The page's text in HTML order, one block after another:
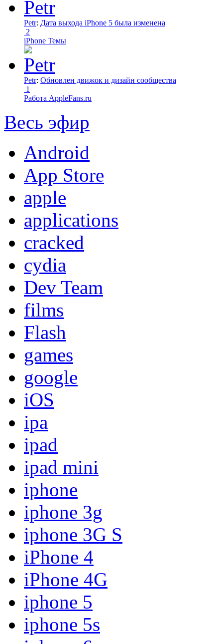
Petr: Дата выхода iPhone 5 была изменена
2
iPhone Темы
Petr: Обновлен движок и дизайн сообщества
1
Работа AppleFans.ru
Весь эфир
Android
App Store
apple
applications
cracked
cydia
Dev Team
films
Flash
games
google
iOS
ipa
ipad
ipad mini
iphone
iphone 3g
iphone 3G S
iPhone 4
iPhone 4G
iphone 5
iphone 5s